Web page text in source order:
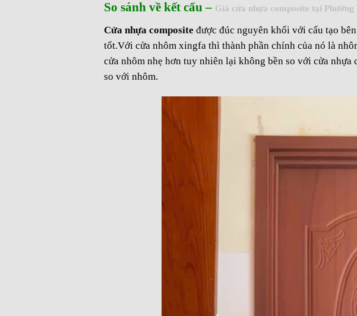
So sánh về kết cấu – Giá cửa nhựa composite tại
Cửa nhựa composite được đúc nguyên khối với cấu tạo
tốt.Với cửa nhôm xingfa thì thành phần chính của nó là
cửa nhôm nhẹ hơn tuy nhiên lại không bền so với cửa
so với nhôm.